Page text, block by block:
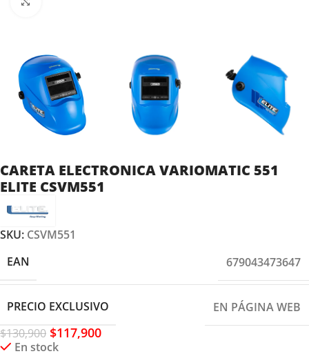
CARETA ELECTRONICA VARIOMATIC 551
ELITE CSVM551
SKU: CSVM551
EAN
679043473647
PRECIO EXCLUSIVO
EN PÁGINA WEB
$130,900 $117,900
En stock